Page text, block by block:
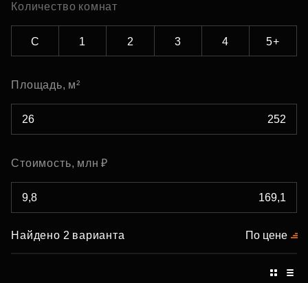
Количество комнат
С 1 2 3 4 5+
Площадь, м²
Стоимость, млн ₽
Найдено 2 варианта По цене